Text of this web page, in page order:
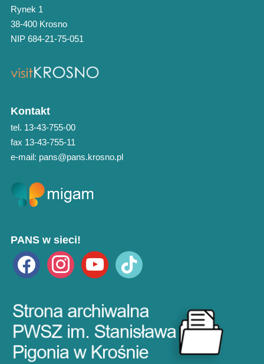
Rynek 1
38-400 Krosno
NIP 684-21-75-051
Kontakt
tel. 13-43-755-00
fax 13-43-755-11
e-mail: pans@pans.krosno.pl
PANS w sieci!
facebook instagramyoutube tiktok